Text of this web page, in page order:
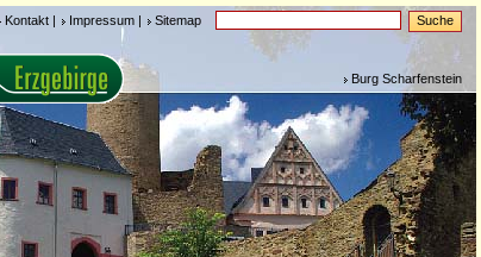
Kontakt | Impressum | Sitemap
Burg Scharfenstein